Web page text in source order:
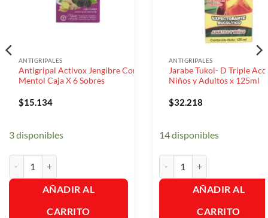
ANTIGRIPALES
Antigripal Activox Jengibre Con
Mentol Caja X 6 Sobres
$15.134
3 disponibles
AÑADIR AL
CARRITO
ANTIGRIPALES
Jarabe Tukol- D Triple
Niños y Adultos x 125ml
$32.218
14 disponibles
AÑADIR AL
CARRITO